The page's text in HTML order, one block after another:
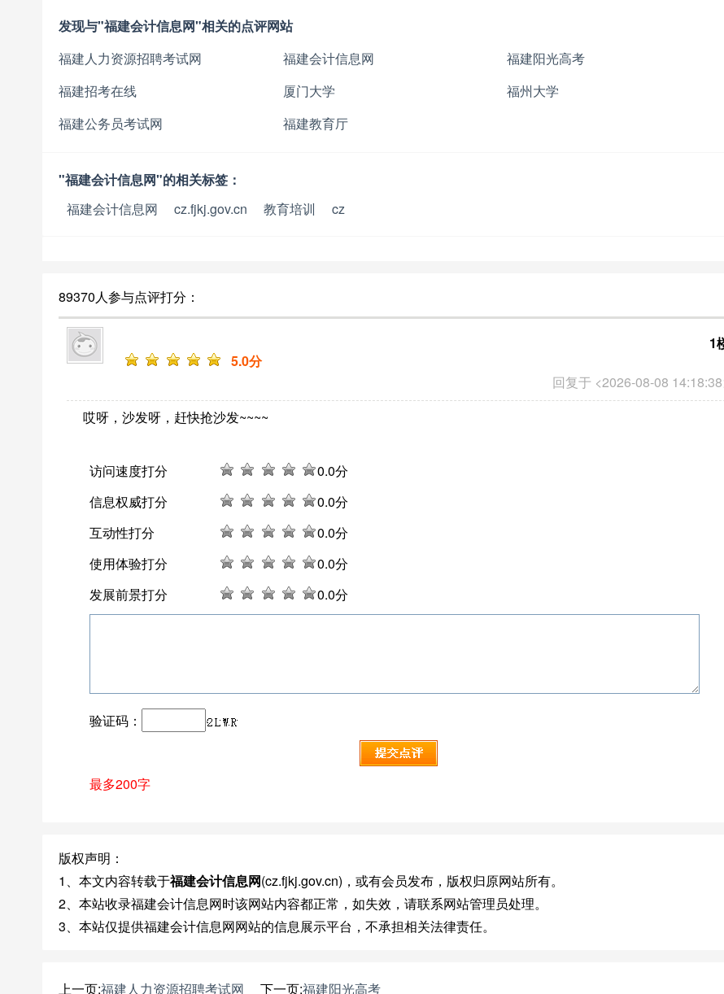
发现与"福建会计信息网"相关的点评网站
福建人力资源招聘考试网
福建会计信息网
福建阳光高考
福建招考在线
厦门大学
福州大学
福建公务员考试网
福建教育厅
"福建会计信息网"的相关标签：
福建会计信息网
cz.fjkj.gov.cn 教育培训 cz
89370人参与点评打分：
回复于 <2026-08-08
1
5.0分
哎呀，沙发呀，赶快抢沙发~~~~
访问速度打分 0.0分
信息权威打分
0.0分
互动性打分
0.0分
使用体验打分
0.0分
发展前景打分
0.0分
验证码：
最多200字
版权声明：
1、本文内容转载于福建会计信息网(cz.fjkj.gov.cn)，或有会员发布，版权归原网站所有。
2、本站收录福建会计信息网时该网站内容都正常，如失效，请联系网站管理员处理。
3、本站仅提供福建会计信息网网站的信息展示平台，不承担相关法律责任。
上一页:福建人力资源招聘考试网 下一页:福建阳光高考